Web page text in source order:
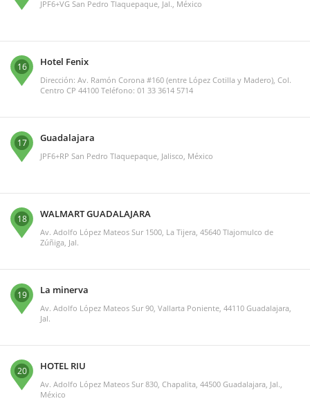
JPF6+VG San Pedro Tlaquepaque, Jal., México
16 Hotel Fenix
Dirección: Av. Ramón Corona #160 (entre López Cotilla y Madero), Col.
Centro CP 44100 Teléfono: 01 33 3614 5714
17 Guadalajara
JPF6+RP San Pedro Tlaquepaque, Jalisco, México
18 WALMART GUADALAJARA
Av. Adolfo López Mateos Sur 1500, La Tijera, 45640 Tlajomulco de
Zúñiga, Jal.
19 La minerva
Av. Adolfo López Mateos Sur 90, Vallarta Poniente, 44110 Guadalajara,
Jal.
20 HOTEL RIU
Av. Adolfo López Mateos Sur 830, Chapalita, 44500 Guadalajara, Jal.,
México